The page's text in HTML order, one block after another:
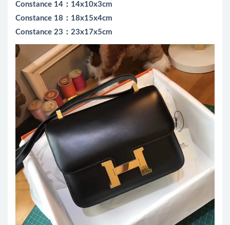
Constance 14：14x10x3cm
Constance 18：18x15x4cm
Constance 23：23x17x5cm